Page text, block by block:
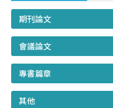
期刊論文
會議論文
專書篇章
其他